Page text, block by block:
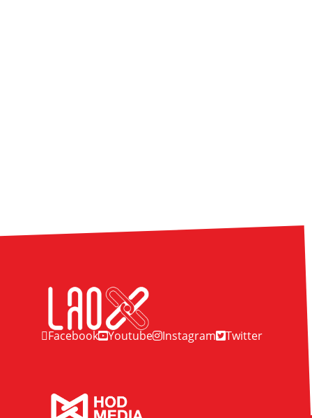
Facebook Youtube Instagram Twitter